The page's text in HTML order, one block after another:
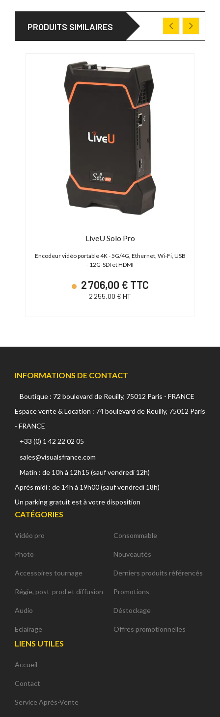
PRODUITS SIMILAIRES
LiveU Solo Pro
Encodeur vidéo portable 4K - 5G/4G, Ethernet, Wi-Fi, USB
- 12G-SDI et HDMI
2 706,00 € TTC
2 255,00 € HT
INFORMATIONS DE CONTACT
Boutique : 72 boulevard de Reuilly, 75012 Paris - FRANCE
Espace vente & Location : 74 boulevard de Reuilly, 75012 Paris
- FRANCE
+33 (0) 1 42 22 02 05
sales@visualsfrance.com
Matin : de 10h à 12h15 (sauf vendredi 12h)
Après midi : de 14h à 19h00 (sauf vendredi 18h)
Un parking gratuit est à votre disposition
CATÉGORIES
Vidéo pro
Photo
Accessoires tournage
Régie, post-prod et diffusion
Audio
Eclairage
Consommable
Nouveautés
Derniers produits référencés
Promotions
Déstockage
Offres promotionnelles
LIENS UTILES
Accueil
Contact
Service Après-Vente